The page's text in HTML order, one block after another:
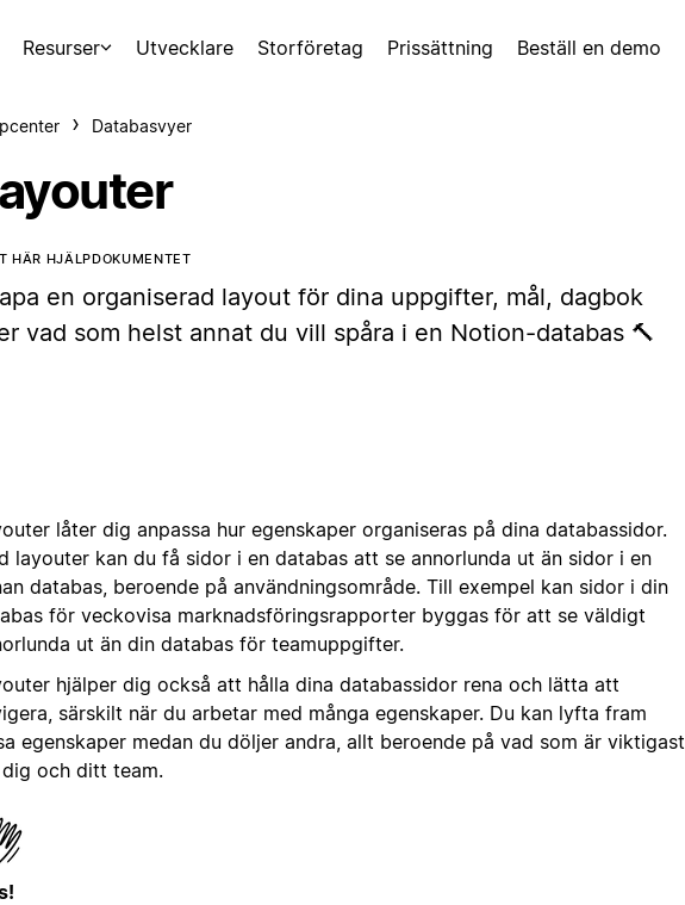
Resurser Utvecklare Storföretag Prissättning Beställ en demo
Databasvyer
HÄR HJÄLPDOKUMENTET
en organiserad layout för dina uppgifter, mål, dagbok
vad som helst annat du vill spåra i en Notion-databas 🔨
låter dig anpassa hur egenskaper organiseras på dina databassidor.
layouter kan du få sidor i en databas att se annorlunda ut än sidor i en
databas, beroende på användningsområde. Till exempel kan sidor i din
för veckovisa marknadsföringsrapporter byggas för att se väldigt
ut än din databas för teamuppgifter.
hjälper dig också att hålla dina databassidor rena och lätta att
särskilt när du arbetar med många egenskaper. Du kan lyfta fram
egenskaper medan du döljer andra, allt beroende på vad som är viktigast
och ditt team.